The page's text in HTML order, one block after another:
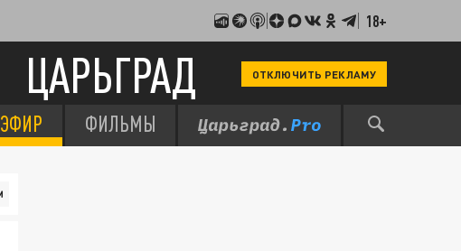
18+
ЦАРЬГРАД ОТКЛЮЧИТЬ РЕКЛАМУ
ЭФИР ФИЛЬМЫ